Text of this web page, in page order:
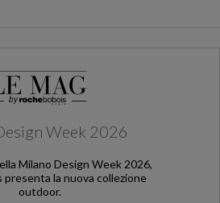
Week 2026
Milano Design Week 2026,
presenta la nuova collezione
outdoor.